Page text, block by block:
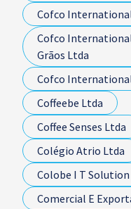
Cofco
Cofco
Grãos Ltda
Cofco
Coffeebe Ltda
Coffee Senses Ltda
Colégio Atrio Ltda
Colobe I T Solution
Comercial E